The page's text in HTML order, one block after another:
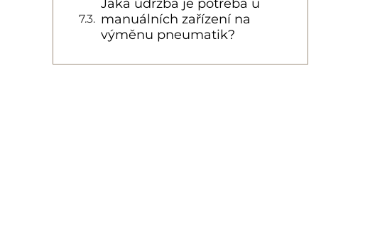
Jaká údržba je potřeba u
manuálních zařízení na
výměnu pneumatik?